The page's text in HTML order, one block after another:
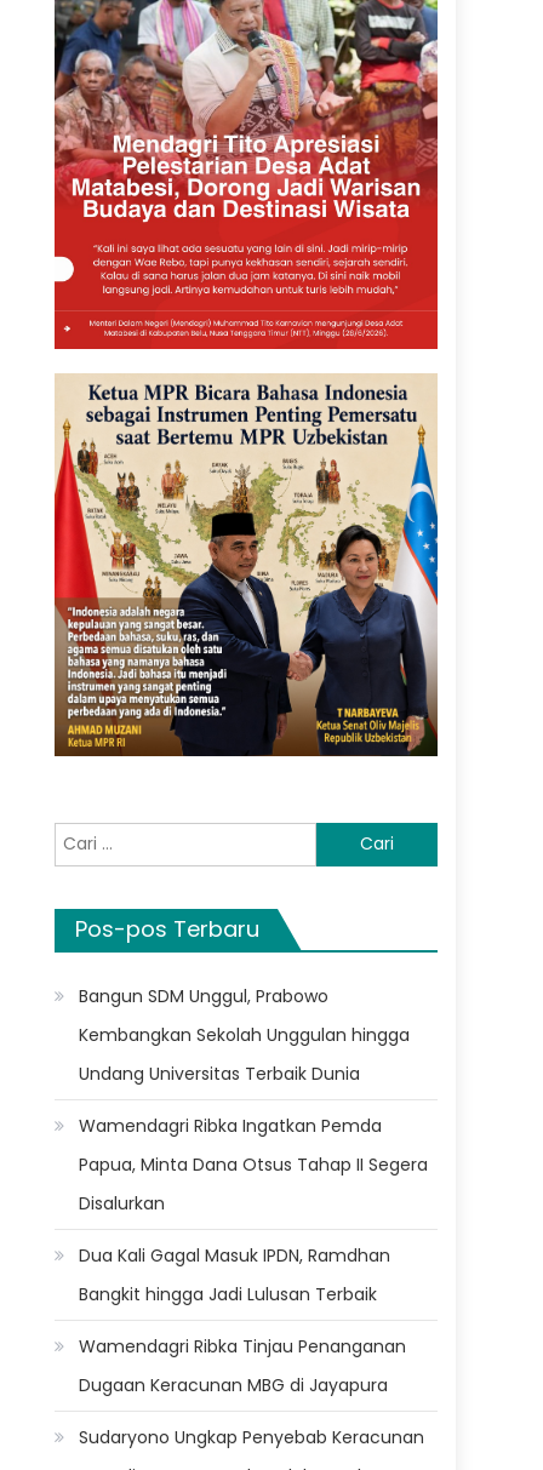
Cari
untuk:
Pos-pos Terbaru
Bangun SDM Unggul, Prabowo
Kembangkan Sekolah Unggulan hingga
Undang Universitas Terbaik Dunia
Wamendagri Ribka Ingatkan Pemda
Papua, Minta Dana Otsus Tahap II Segera
Disalurkan
Dua Kali Gagal Masuk IPDN, Ramdhan
Bangkit hingga Jadi Lulusan Terbaik
Wamendagri Ribka Tinjau Penanganan
Dugaan Keracunan MBG di Jayapura
Sudaryono Ungkap Penyebab Keracunan